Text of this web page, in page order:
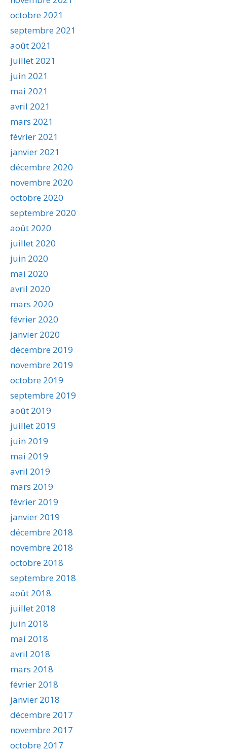
octobre 2021
septembre 2021
août 2021
juillet 2021
juin 2021
mai 2021
avril 2021
mars 2021
février 2021
janvier 2021
décembre 2020
novembre 2020
octobre 2020
septembre 2020
août 2020
juillet 2020
juin 2020
mai 2020
avril 2020
mars 2020
février 2020
janvier 2020
décembre 2019
novembre 2019
octobre 2019
septembre 2019
août 2019
juillet 2019
juin 2019
mai 2019
avril 2019
mars 2019
février 2019
janvier 2019
décembre 2018
novembre 2018
octobre 2018
septembre 2018
août 2018
juillet 2018
juin 2018
mai 2018
avril 2018
mars 2018
février 2018
janvier 2018
décembre 2017
novembre 2017
octobre 2017